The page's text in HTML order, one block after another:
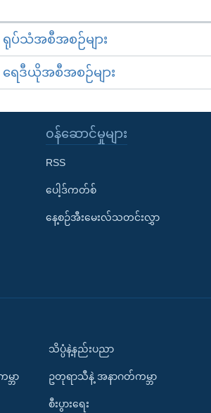
ရုပ်သံအစီအစဉ်များ
ရေဒီယိုအစီအစဉ်များ
၀န်ဆောင်မှုများ
RSS
ပေါ့ဒ်ကတ်စ်
နေ့စဉ်အီးမေးလ်သတင်းလွှာ
ဘာ
သိပ္ပံနဲ့နည်းပညာ
ဥတုရာသီနဲ့ အနာဂတ်ကမ္ဘာ
စီးပွားရေး